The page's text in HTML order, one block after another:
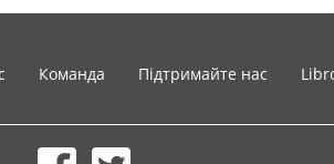
Команда Підтримайте нас